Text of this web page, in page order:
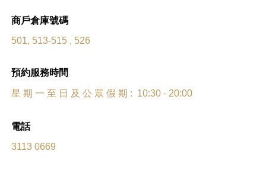
商戶倉庫號碼
501, 513-515 , 526
預約服務時間
星 期 一 至 日 及 公 眾 假 期 : 10:30 - 20:00
電話
3113 0669